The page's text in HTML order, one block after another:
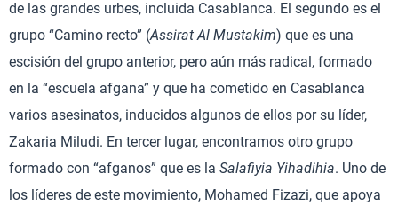
de las grandes urbes, incluida Casablanca. El segundo es el
grupo “Camino recto” (Assirat Al Mustakim) que es una
escisión del grupo anterior, pero aún más radical, formado
en la “escuela afgana” y que ha cometido en Casablanca
varios asesinatos, inducidos algunos de ellos por su líder,
Zakaria Miludi. En tercer lugar, encontramos otro grupo
formado con “afganos” que es la Salafiyia Yihadihia. Uno de
los líderes de este movimiento, Mohamed Fizazi, que apoya